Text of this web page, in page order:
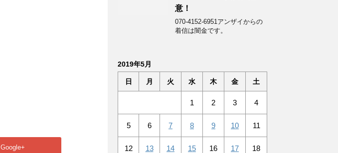
Google+
意！
070-4152-6951アンザイからの
着信は闇金です。
2019年5月
日 月 火 水 木 金 土
1 2 3 4
5 6 7 8 9 10 11
12 13 14 15 16 17 18